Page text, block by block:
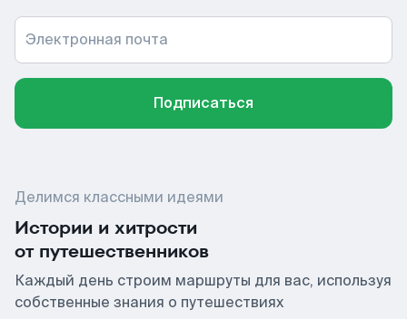
Электронная почта
Подписаться
Делимся классными идеями
Истории и хитрости
от путешественников
Каждый день строим маршруты для вас, используя
собственные знания о путешествиях